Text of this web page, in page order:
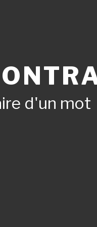
d'un mot